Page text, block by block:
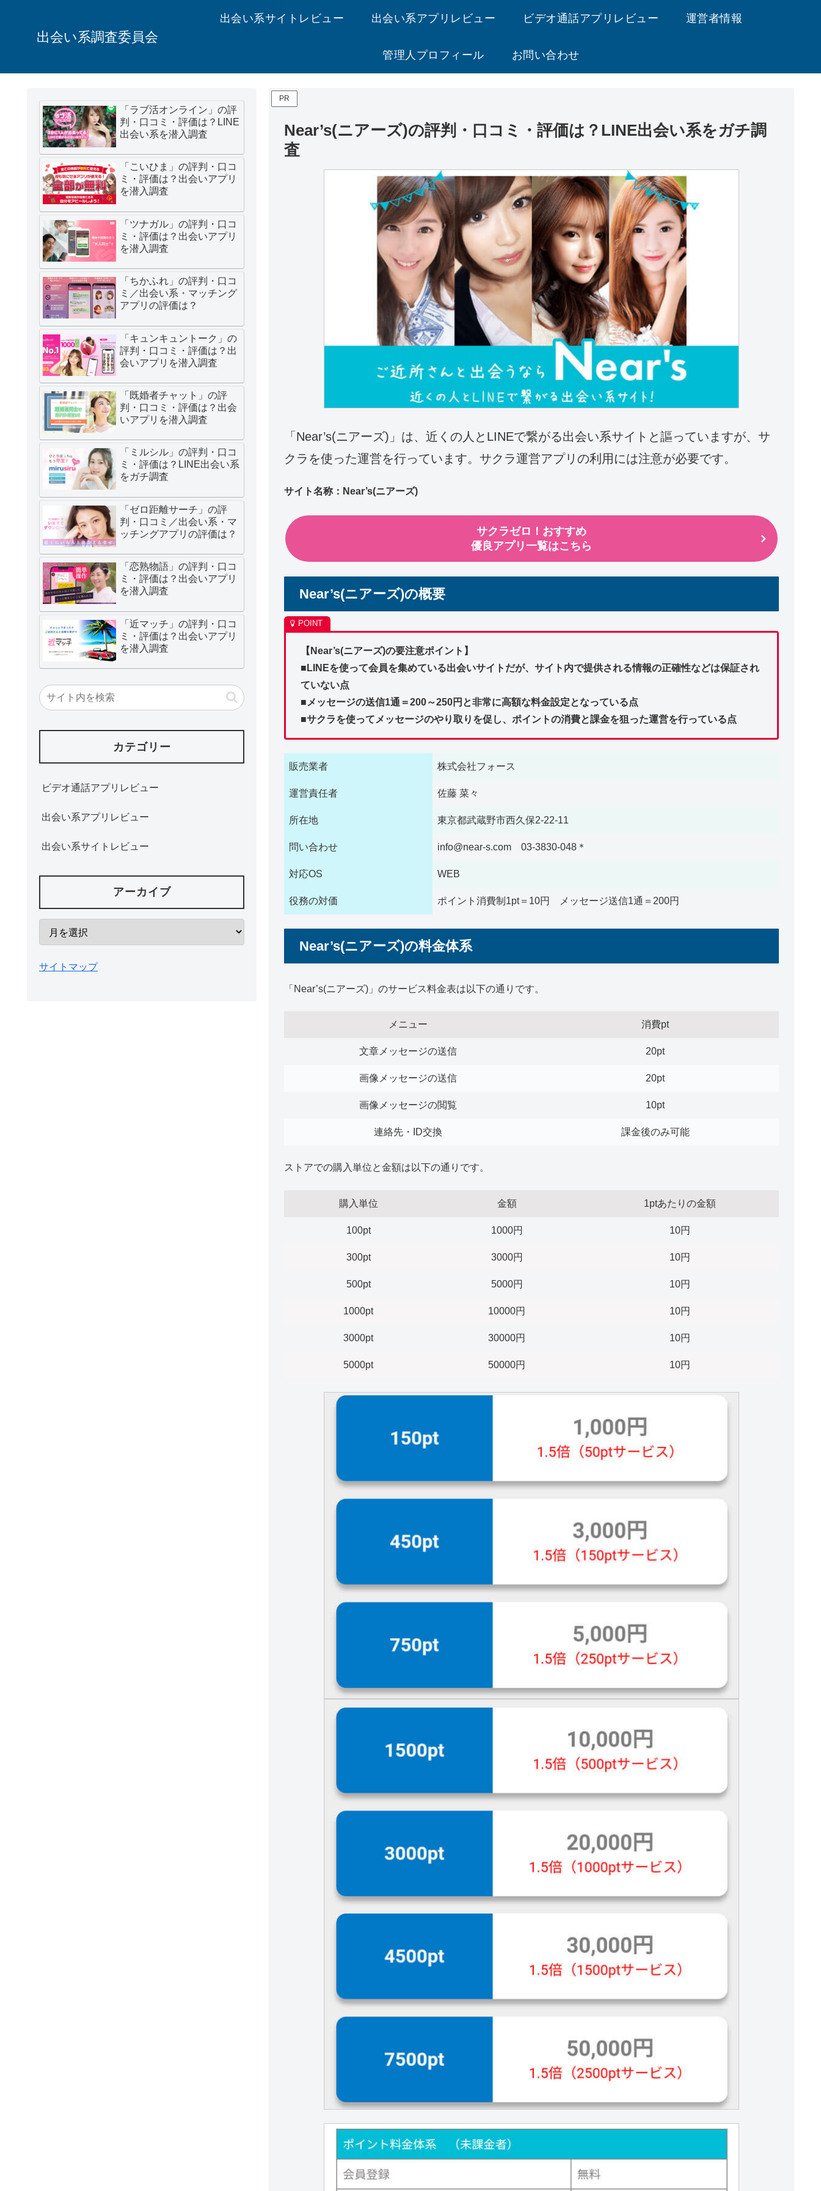
出会い系調査委員会
出会い系サイトレビュー 出会い系アプリレビュー ビデオ通話アプリレビュー 運営者情報
管理人プロフィール お問い合わせ
PR
Near’s(ニアーズ)の評判・口コミ・評価は？LINE出会い系をガチ調
査
「Near’s(ニアーズ)」は、近くの人とLINEで繋がる出会い系サイトと謳っていますが、サ
クラを使った運営を行っています。サクラ運営アプリの利用には注意が必要です。
サイト名称：Near’s(ニアーズ)
サクラゼロ！おすすめ
優良アプリ一覧はこちら
Near’s(ニアーズ)の概要
【Near’s(ニアーズ)の要注意ポイント】
■LINEを使って会員を集めている出会いサイトだが、サイト内で提供される情報の正確性などは保証され
ていない点
■メッセージの送信1通＝200～250円と非常に高額な料金設定となっている点
■サクラを使ってメッセージのやり取りを促し、ポイントの消費と課金を狙った運営を行っている点
販売業者 株式会社フォース
運営責任者 佐藤 菜々
所在地 東京都武蔵野市西久保2-22-11
問い合わせ info@near-s.com 03-3830-048＊
対応OS WEB
役務の対価 ポイント消費制1pt＝10円 メッセージ送信1通＝200円
Near’s(ニアーズ)の料金体系
「Near’s(ニアーズ)」のサービス料金表は以下の通りです。
メニュー 消費pt
文章メッセージの送信 20pt
画像メッセージの送信 20pt
画像メッセージの閲覧 10pt
連絡先・ID交換 課金後のみ可能
ストアでの購入単位と金額は以下の通りです。
購入単位 金額 1ptあたりの金額
100pt 1000円 10円
300pt 3000円 10円
500pt 5000円 10円
1000pt 10000円 10円
3000pt 30000円 10円
5000pt 50000円 10円
「ラブ活オンライン」の評
判・口コミ・評価は？LINE
出会い系を潜入調査
「こいひま」の評判・口コ
ミ・評価は？出会いアプリ
を潜入調査
「ツナガル」の評判・口コ
ミ・評価は？出会いアプリ
を潜入調査
「ちかふれ」の評判・口コ
ミ／出会い系・マッチング
アプリの評価は？
「キュンキュントーク」の
評判・口コミ・評価は？出
会いアプリを潜入調査
「既婚者チャット」の評
判・口コミ・評価は？出会
いアプリを潜入調査
「ミルシル」の評判・口コ
ミ・評価は？LINE出会い系
をガチ調査
「ゼロ距離サーチ」の評
判・口コミ／出会い系・マ
ッチングアプリの評価は？
「恋熟物語」の評判・口コ
ミ・評価は？出会いアプリ
を潜入調査
「近マッチ」の評判・口コ
ミ・評価は？出会いアプリ
を潜入調査
カテゴリー
ビデオ通話アプリレビュー
出会い系アプリレビュー
出会い系サイトレビュー
アーカイブ
サイトマップ